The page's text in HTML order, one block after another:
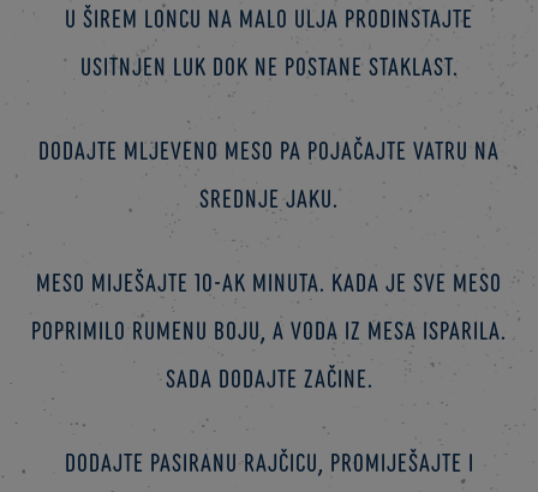
U širem loncu na malo ulja prodinstajte
usitnjen luk dok ne postane staklast.
Dodajte mljeveno meso pa pojačajte vatru na
srednje jaku.
Meso miješajte 10-ak minuta. Kada je sve meso
poprimilo rumenu boju, a voda iz mesa isparila.
Sada dodajte začine.
Dodajte pasiranu rajčicu, promiješajte i